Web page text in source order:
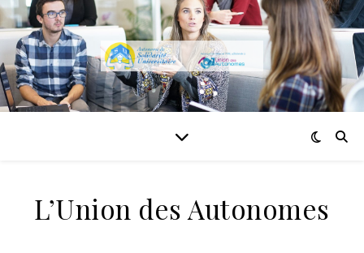
L’Union des Autonomes